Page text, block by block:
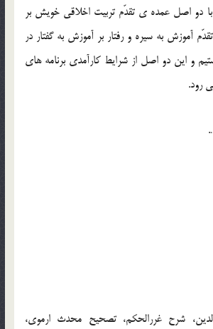
با دو اصل عمده ي تقدّم تربيت اخلاقي خويش بر
آموزش به سيره و رفتار بر آموزش به گفتار در
و اين دو اصل از شرايط کارآمدي برنامه هاي
رود.
شرح غررالحکم، تصحيح محدث ارموي،